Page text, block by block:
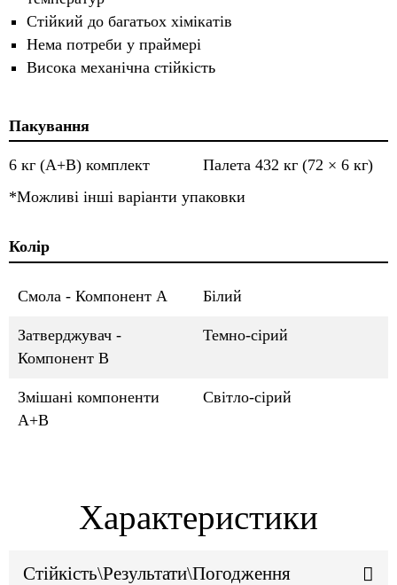
Стійкий до багатьох хімікатів
Нема потреби у праймері
Висока механічна стійкість
Пакування
6 кг (A+B) комплект
Палета 432 кг (72 × 6 кг)
*Можливі інші варіанти упаковки
Колір
Смола - Компонент A Білий
Затверджувач -
Компонент B
Темно-сірий
Змішані компоненти
A+B
Світло-сірий
Характеристики
Стійкість\Результати\Погодження